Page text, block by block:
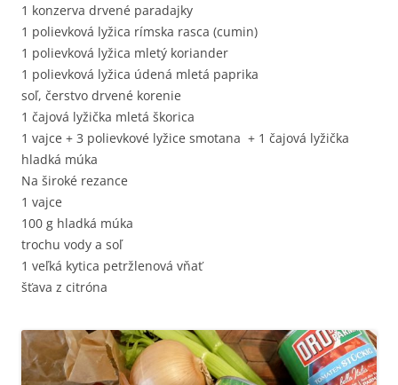
1 konzerva drvené paradajky
1 polievková lyžica rímska rasca (cumin)
1 polievková lyžica mletý koriander
1 polievková lyžica údená mletá paprika
soľ, čerstvo drvené korenie
1 čajová lyžička mletá škorica
1 vajce + 3 polievkové lyžice smotana + 1 čajová lyžička
hladká múka
Na široké rezance
1 vajce
100 g hladká múka
trochu vody a soľ
1 veľká kytica petržlenová vňať
šťava z citróna